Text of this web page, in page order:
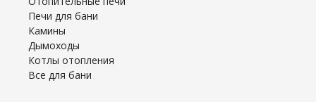
Печи для бани
Камины
Дымоходы
Котлы отопления
Все для бани